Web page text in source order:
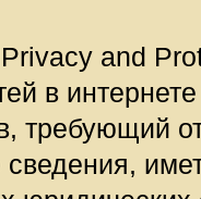
and
в
требующий